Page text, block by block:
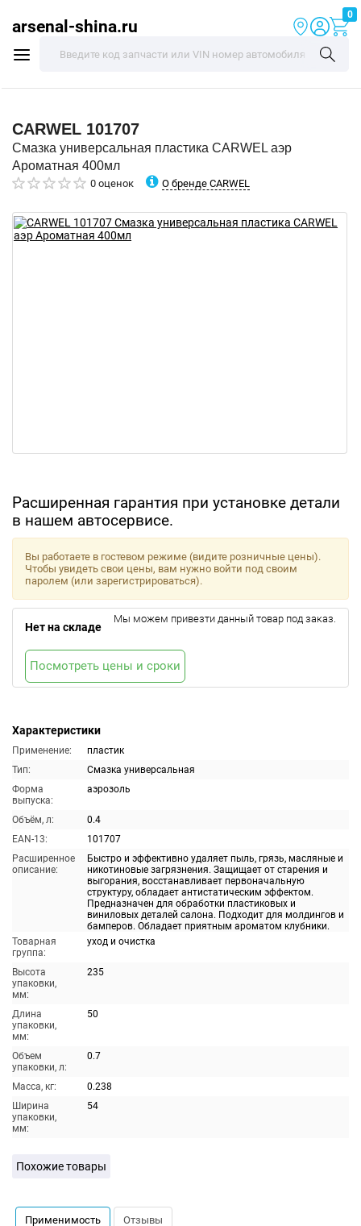
arsenal-shina.ru
0
CARWEL 101707
Смазка универсальная пластика CARWEL аэр
Ароматная 400мл
0 оценок О бренде CARWEL
Расширенная гарантия при установке детали
в нашем автосервисе.
Характеристики
Применение:
пластик
Тип:
Смазка универсальная
Форма
выпуска:
аэрозоль
Объём, л:
0.4
EAN-13:
101707
Расширенное
описание:
Быстро и эффективно удаляет пыль, грязь, масляные и
никотиновые загрязнения. Защищает от старения и
выгорания, восстанавливает первоначальную
структуру, обладает антистатическим эффектом.
Предназначен для обработки пластиковых и
виниловых деталей салона. Подходит для молдингов и
бамперов. Обладает приятным ароматом клубники.
Товарная
группа:
уход и очистка
Высота
упаковки,
мм:
235
Длина
упаковки,
мм:
50
Объем
упаковки, л:
0.7
Масса, кг:
0.238
Ширина
упаковки,
мм:
54
Вы работаете в гостевом режиме (видите розничные цены).
Чтобы увидеть свои цены, вам нужно войти под своим
паролем (или зарегистрироваться).
Нет на складе
Мы можем привезти данный товар под заказ.
Посмотреть цены и сроки
Похожие товары
Применимость Отзывы